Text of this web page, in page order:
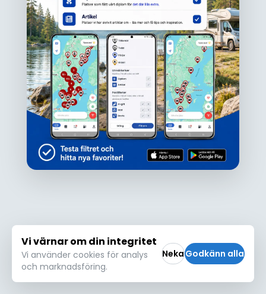
Ojdå!
Den här platsen hittades inte eller kunde
inte läsas in korrekt. Vänligen försök igen
Försök igen
Vi värnar om din integritet
Vi använder cookies för analys
och marknadsföring.
NekaGodkänn alla